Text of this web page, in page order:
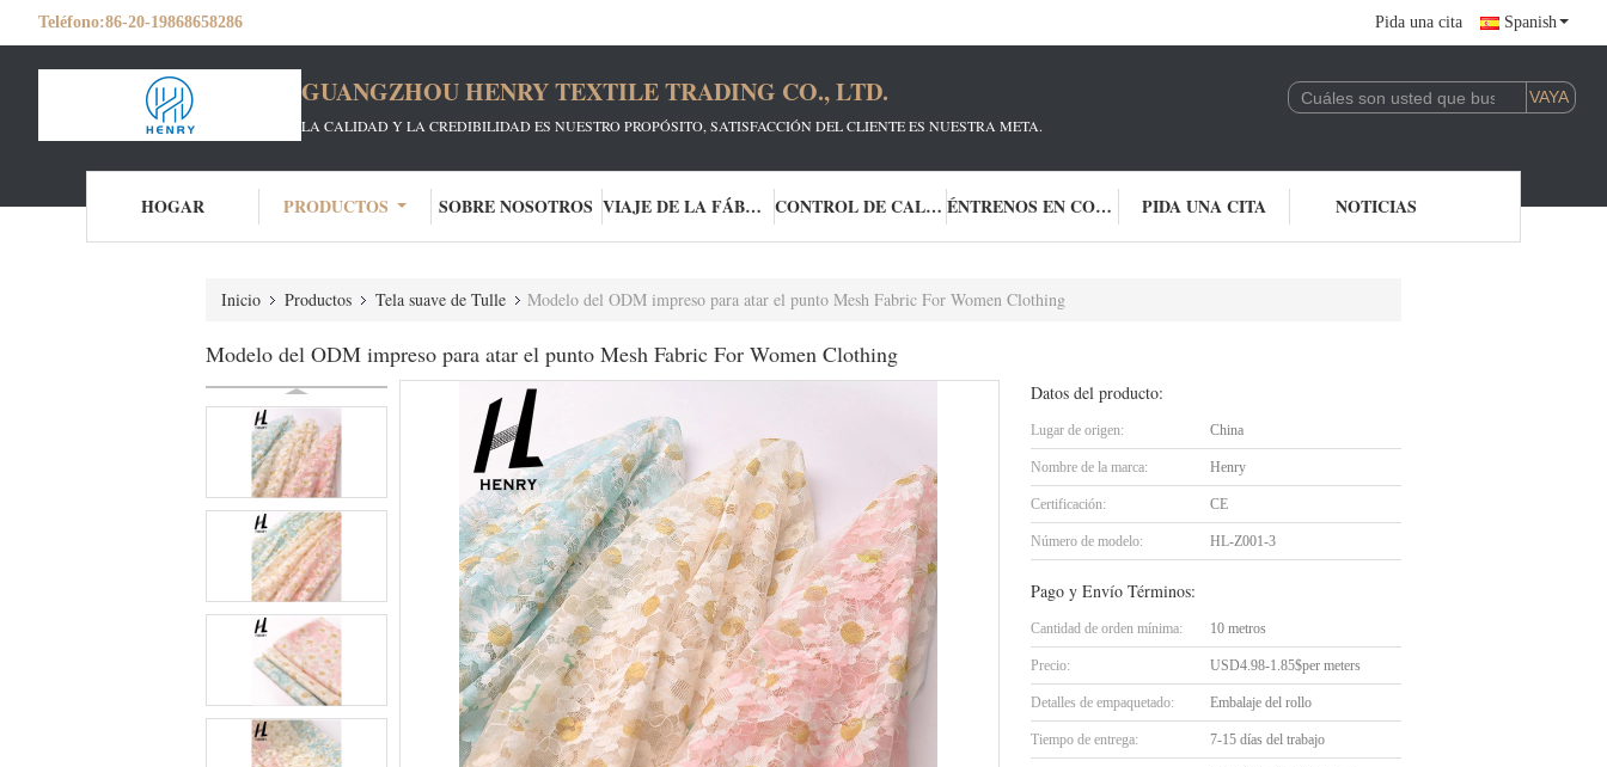
Teléfono:86-20-19868658286 Pida una cita Spanish
GUANGZHOU HENRY TEXTILE TRADING CO., LTD.
LA CALIDAD Y LA CREDIBILIDAD ES NUESTRO PROPÓSITO, SATISFACCIÓN DEL CLIENTE ES NUESTRA META.
HOGAR PRODUCTOS SOBRE NOSOTROS VIAJE DE LA FÁBRICA CONTROL DE CALIDAD ÉNTRENOS EN CONTACTO CON PIDA UNA CITA NOTICIAS
Inicio Productos Tela suave de Tulle Modelo del ODM impreso para atar el punto Mesh Fabric For Women Clothing
Modelo del ODM impreso para atar el punto Mesh Fabric For Women Clothing
Datos del producto:
Lugar de origen: China
Nombre de la marca: Henry
Certificación: CE
Número de modelo: HL-Z001-3
Pago y Envío Términos:
Cantidad de orden mínima: 10 metros
Precio: USD4.98-1.85$per meters
Detalles de empaquetado: Embalaje del rollo
Tiempo de entrega: 7-15 días del trabajo